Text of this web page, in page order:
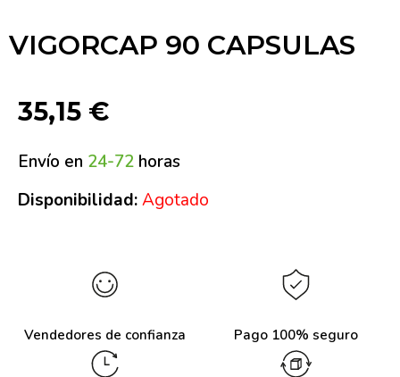
VIGORCAP 90 CAPSULAS
35,15 €
Envío en 24-72 horas
Disponibilidad:Agotado
Vendedores de confianza Pago 100% seguro